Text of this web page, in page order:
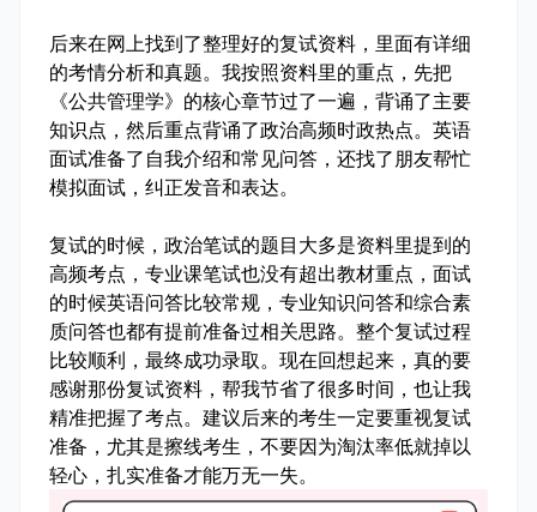
后来在网上找到了整理好的复试资料，里面有详细
的考情分析和真题。我按照资料里的重点，先把
《公共管理学》的核心章节过了一遍，背诵了主要
知识点，然后重点背诵了政治高频时政热点。英语
面试准备了自我介绍和常见问答，还找了朋友帮忙
模拟面试，纠正发音和表达。
复试的时候，政治笔试的题目大多是资料里提到的
高频考点，专业课笔试也没有超出教材重点，面试
的时候英语问答比较常规，专业知识问答和综合素
质问答也都有提前准备过相关思路。整个复试过程
比较顺利，最终成功录取。现在回想起来，真的要
感谢那份复试资料，帮我节省了很多时间，也让我
精准把握了考点。建议后来的考生一定要重视复试
准备，尤其是擦线考生，不要因为淘汰率低就掉以
轻心，扎实准备才能万无一失。